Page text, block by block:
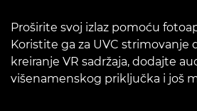
Proširite svoj izlaz pomoću
Koristite ga za UVC strimovanje
kreiranje VR sadržaja, dodajte
višenamenskog priključka i još